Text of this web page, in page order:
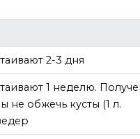
2-3 дня
1 неделю.
не обжечь кусты (1 л.